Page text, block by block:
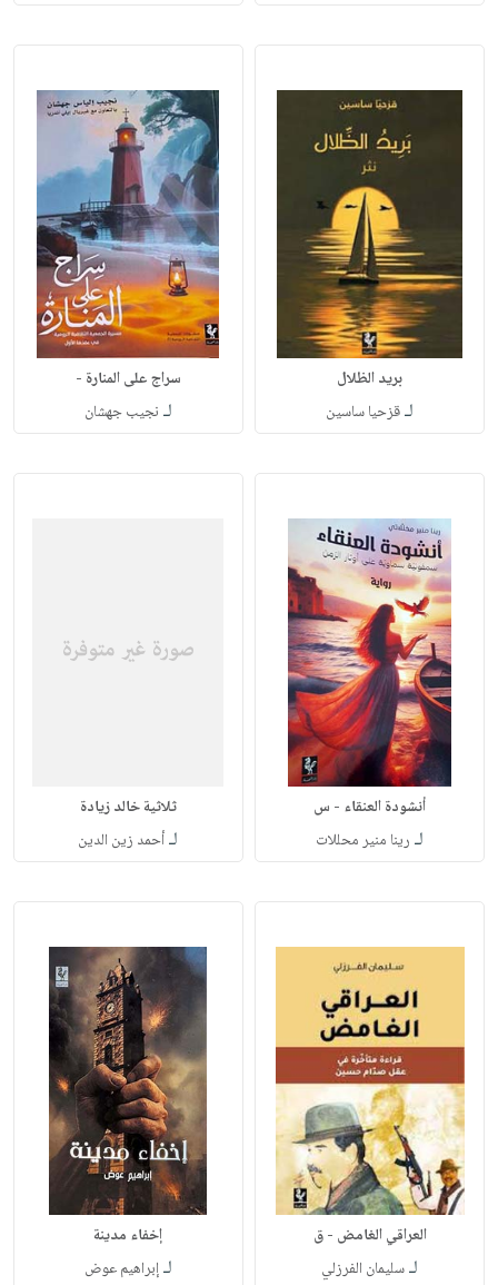
بريد الظلال
لـقزحيا ساسين
سراج على المنارة -
لـ نجيب جهشان
أنشودة العنقاء - س
لـ رينا منير محللات
ثلاثية خالد زيادة
لـأحمد زين الدين
العراقي الغامض - ق
لـسليمان الفرزلي
إخفاء مدينة
لـإبراهيم عوض